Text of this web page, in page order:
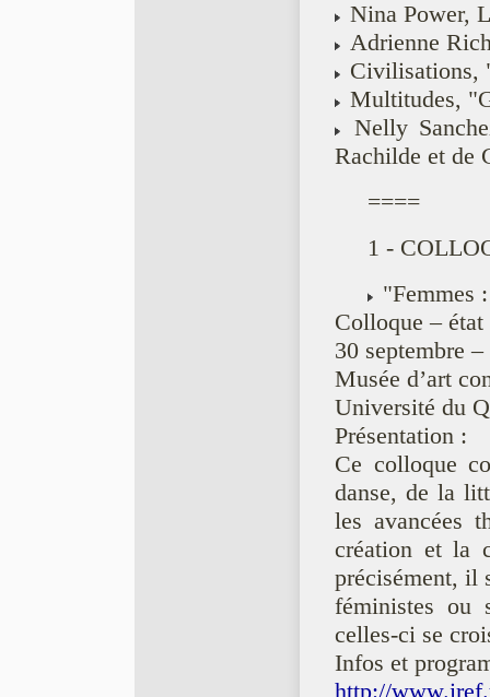
Nina Power,
Adrienne
Civilisations,
Multitudes,
Nelly
Rachilde et de
====
1 -
"Femmes
Colloque – état
30 septembre
Musée d’art
Université du
Présentation :
Ce colloque
danse, de la
les avancées
création et la
précisément, il
féministes ou
celles-ci se
Infos et
http://